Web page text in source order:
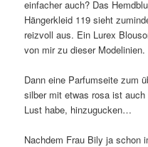
einfacher auch? Das
Hängerkleid 119 sieht
reizvoll aus. Ein Lurex
von mir zu dieser Modelinien.
Dann eine Parfumseite zum
silber mit etwas rosa ist
Lust habe, hinzugucken…
Nachdem Frau Bily ja schon